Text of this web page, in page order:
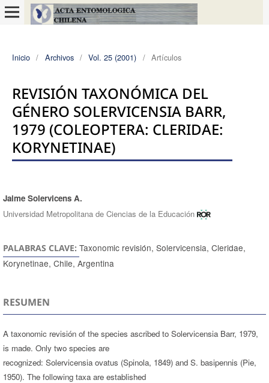
Inicio / Archivos / Vol. 25 (2001) / Artículos
REVISIÓN TAXONÓMICA DEL
GÉNERO SOLERVICENSIA BARR,
1979 (COLEOPTERA: CLERIDAE:
KORYNETINAE)
Autores/as
Jaime Solervicens A.
Universidad Metropolitana de Ciencias de la Educación
PALABRAS CLAVE: Taxonomic revisión, Solervicensia, Cleridae,
Korynetinae, Chile, Argentina
RESUMEN
A taxonomic revisión of the species ascribed to Solervicensia Barr, 1979,
is made. Only two species are
recognized: Solervicensia ovatus (Spinola, 1849) and S. basipennis (Pie,
1950). The following taxa are established